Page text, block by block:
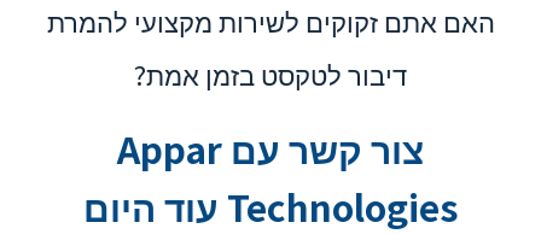
האם אתם זקוקים לשירות מקצועי להמרת
דיבור לטקסט בזמן אמת?
צור קשר עם Appar
Technologies עוד היום